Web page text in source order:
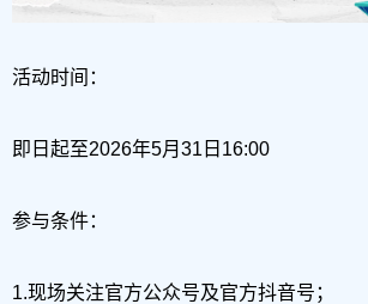
活动时间：
即日起至2026年5月31日16:00
参与条件：
1.现场关注官方公众号及官方抖音号；